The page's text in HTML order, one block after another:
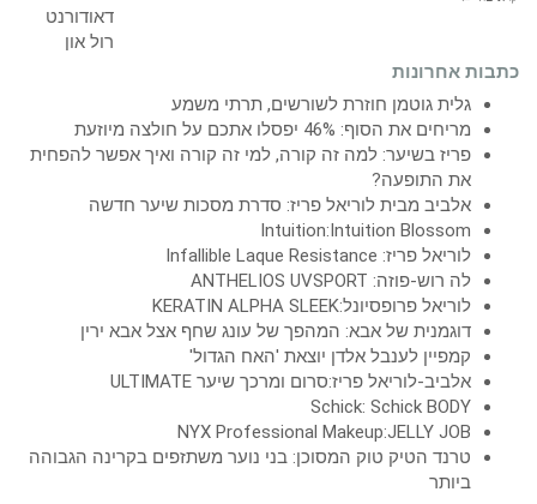
כתבות אחרונות
גלית גוטמן חוזרת לשורשים, תרתי משמע
מריחים את הסוף: 46% יפסלו אתכם על חולצה מיוזעת
פריז בשיער: למה זה קורה, למי זה קורה ואיך אפשר להפחית
את התופעה?
אלביב מבית לוריאל פריז: סדרת מסכות שיער חדשה
Intuition:Intuition Blossom
לוריאל פריז: Infallible Laque Resistance
לה רוש-פוזה: ANTHELIOS UVSPORT
לוריאל פרופסיונל:KERATIN ALPHA SLEEK
דוגמנית של אבא: המהפך של עונג שחף אצל אבא ירין
קמפיין לענבל אלדן יוצאת 'האח הגדול'
אלביב-לוריאל פריז:סרום ומרכך שיער ULTIMATE
Schick: Schick BODY
NYX Professional Makeup:JELLY JOB
טרנד הטיק טוק המסוכן: בני נוער משתזפים בקרינה הגבוהה
ביותר